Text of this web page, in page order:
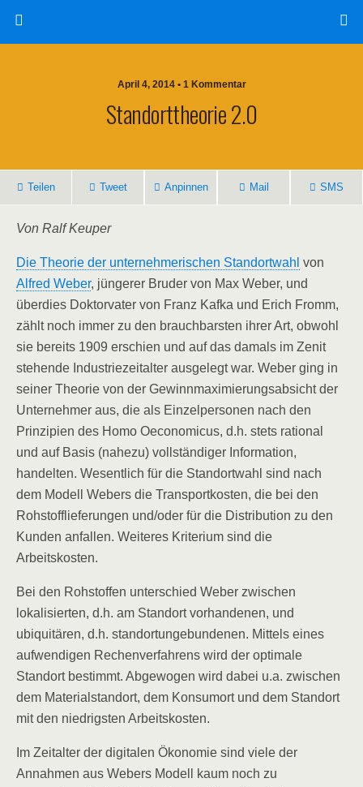
April 4, 2014 • 1 Kommentar
Standorttheorie 2.0
Teilen Tweet Anpinnen Mail SMS
Von Ralf Keuper
Die Theorie der unternehmerischen Standortwahl von
Alfred Weber, jüngerer Bruder von Max Weber, und
überdies Doktorvater von Franz Kafka und Erich Fromm,
zählt noch immer zu den brauchbarsten ihrer Art, obwohl
sie bereits 1909 erschien und auf das damals im Zenit
stehende Industriezeitalter ausgelegt war. Weber ging in
seiner Theorie von der Gewinnmaximierungsabsicht der
Unternehmer aus, die als Einzelpersonen nach den
Prinzipien des Homo Oeconomicus, d.h. stets rational
und auf Basis (nahezu) vollständiger Information,
handelten. Wesentlich für die Standortwahl sind nach
dem Modell Webers die Transportkosten, die bei den
Rohstofflieferungen und/oder für die Distribution zu den
Kunden anfallen. Weiteres Kriterium sind die
Arbeitskosten.
Bei den Rohstoffen unterschied Weber zwischen
lokalisierten, d.h. am Standort vorhandenen, und
ubiquitären, d.h. standortungebundenen. Mittels eines
aufwendigen Rechenverfahrens wird der optimale
Standort bestimmt. Abgewogen wird dabei u.a. zwischen
dem Materialstandort, dem Konsumort und dem Standort
mit den niedrigsten Arbeitskosten.
Im Zeitalter der digitalen Ökonomie sind viele der
Annahmen aus Webers Modell kaum noch zu